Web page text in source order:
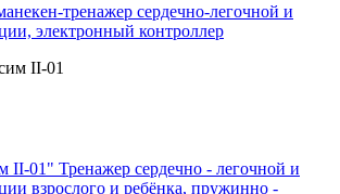
тренажер сердечно-легочной и
электронный контроллер
II-01